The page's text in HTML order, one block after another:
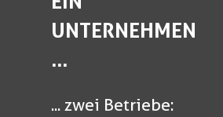
UNTERNEHMEN
...
... zwei Betriebe: